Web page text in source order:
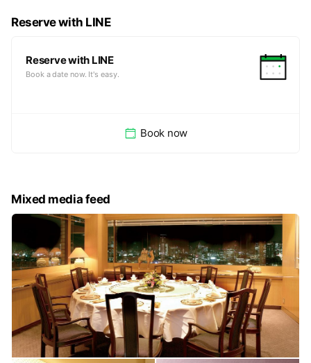
Reserve with LINE
Reserve with LINE
Book a date now. It's easy.
Book now
Mixed media feed